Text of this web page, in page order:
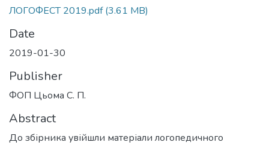
ЛОГОФЕСТ 2019.pdf(3.61 MB)
Date
2019-01-30
Publisher
ФОП Цьома С. П.
Abstract
До збірника увійшли матеріали логопедичного